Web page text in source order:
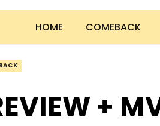
HOME COMEBACK
+